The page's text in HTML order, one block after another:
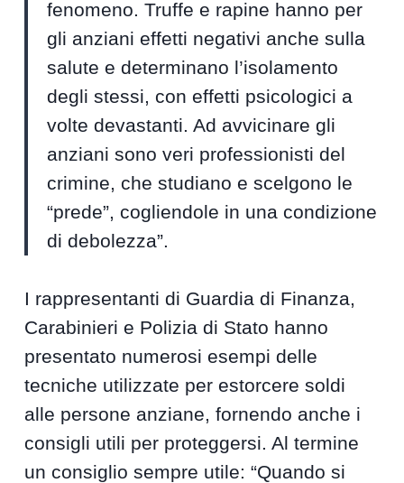
fenomeno. Truffe e rapine hanno per
gli anziani effetti negativi anche sulla
salute e determinano l’isolamento
degli stessi, con effetti psicologici a
volte devastanti. Ad avvicinare gli
anziani sono veri professionisti del
crimine, che studiano e scelgono le
“prede”, cogliendole in una condizione
di debolezza”.
I rappresentanti di Guardia di Finanza,
Carabinieri e Polizia di Stato hanno
presentato numerosi esempi delle
tecniche utilizzate per estorcere soldi
alle persone anziane, fornendo anche i
consigli utili per proteggersi. Al termine
un consiglio sempre utile: “Quando si